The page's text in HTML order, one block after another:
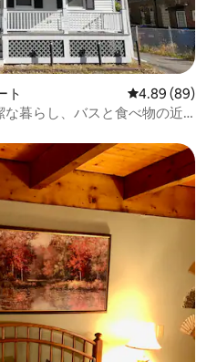
ト レビュー89件
4.89 (89)
暮らし、バスと食べ物の近
。